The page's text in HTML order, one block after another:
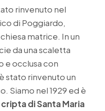
rinvenuto nel
di Poggiardo,
matrice. In un
da una scaletta
e occlusa con
stato rinvenuto un
Siamo nel 1929 ed è
cripta di Santa Maria